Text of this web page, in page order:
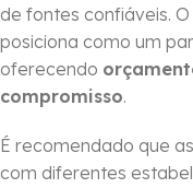
de fontes confiáveis.
posiciona como um
oferecendo
compromisso.
É recomendado que
com diferentes